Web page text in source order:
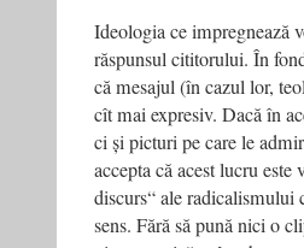
Ideologia ce impregnează
răspunsul cititorului. În
că mesajul (în cazul lor,
cît mai expresiv. Dacă în
ci și picturi pe care le
accepta că acest lucru
discurs“ ale radicalismului
sens. Fără să pună nici o